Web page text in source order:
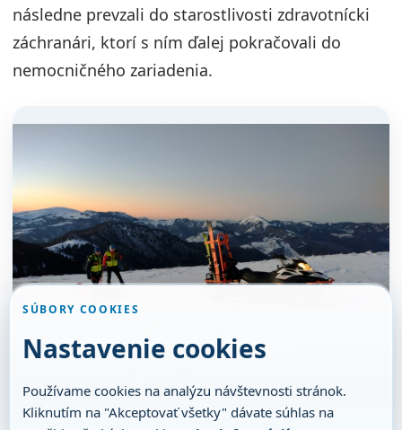
následne prevzali do starostlivosti zdravotnícki
záchranári, ktorí s ním ďalej pokračovali do
nemocničného zariadenia.
SÚBORY COOKIES
Nastavenie cookies
Používame cookies na analýzu návštevnosti stránok.
Kliknutím na "Akceptovať všetky" dávate súhlas na